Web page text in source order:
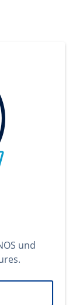
und